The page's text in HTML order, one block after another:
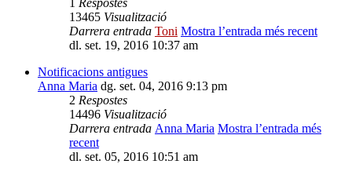
13465 Visualització
Darrera entrada Toni Mostra l’entrada més recent
dl. set. 19, 2016 10:37 am
Notificacions antigues
Anna Maria dg. set. 04, 2016 9:13 pm
2 Respostes
14496 Visualització
Darrera entrada Anna Maria Mostra l’entrada més
recent
dl. set. 05, 2016 10:51 am